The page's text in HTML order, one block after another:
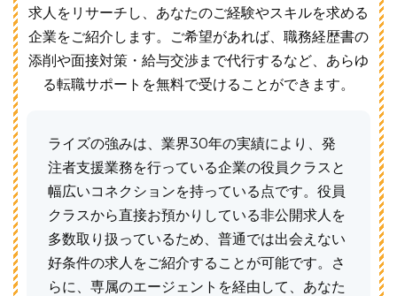
求人をリサーチし、あなたのご経験やスキルを求める
企業をご紹介します。ご希望があれば、職務経歴書の
添削や面接対策・給与交渉まで代行するなど、あらゆ
る転職サポートを無料で受けることができます。
ライズの強みは、業界30年の実績により、発
注者支援業務を行っている企業の役員クラスと
幅広いコネクションを持っている点です。役員
クラスから直接お預かりしている非公開求人を
多数取り扱っているため、普通では出会えない
好条件の求人をご紹介することが可能です。さ
らに、専属のエージェントを経由して、あなた